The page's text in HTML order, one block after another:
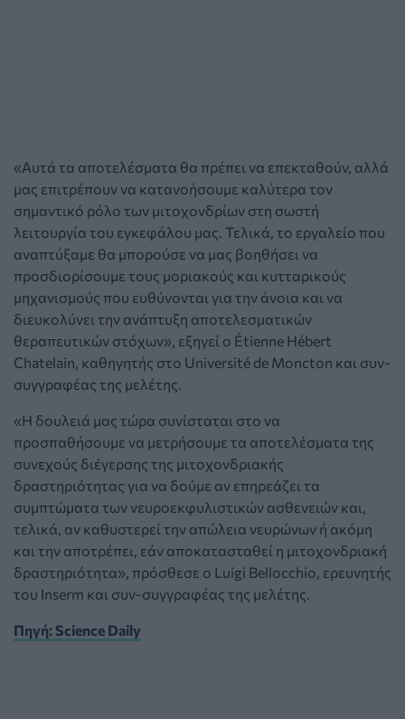
«Αυτά τα αποτελέσματα θα πρέπει να επεκταθούν, αλλά
μας επιτρέπουν να κατανοήσουμε καλύτερα τον
σημαντικό ρόλο των μιτοχονδρίων στη σωστή
λειτουργία του εγκεφάλου μας. Τελικά, το εργαλείο που
αναπτύξαμε θα μπορούσε να μας βοηθήσει να
προσδιορίσουμε τους μοριακούς και κυτταρικούς
μηχανισμούς που ευθύνονται για την άνοια και να
διευκολύνει την ανάπτυξη αποτελεσματικών
θεραπευτικών στόχων», εξηγεί ο Étienne Hébert
Chatelain, καθηγητής στο Université de Moncton και συν-
συγγραφέας της μελέτης.
«Η δουλειά μας τώρα συνίσταται στο να
προσπαθήσουμε να μετρήσουμε τα αποτελέσματα της
συνεχούς διέγερσης της μιτοχονδριακής
δραστηριότητας για να δούμε αν επηρεάζει τα
συμπτώματα των νευροεκφυλιστικών ασθενειών και,
τελικά, αν καθυστερεί την απώλεια νευρώνων ή ακόμη
και την αποτρέπει, εάν αποκατασταθεί η μιτοχονδριακή
δραστηριότητα», πρόσθεσε ο Luigi Bellocchio, ερευνητής
του Inserm και συν-συγγραφέας της μελέτης.
Πηγή: Science Daily